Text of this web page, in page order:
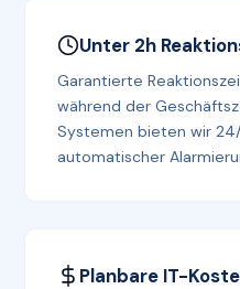
Unter 2h
Garantierte
während der
Systemen bieten wir
automatischer
Planbare IT-